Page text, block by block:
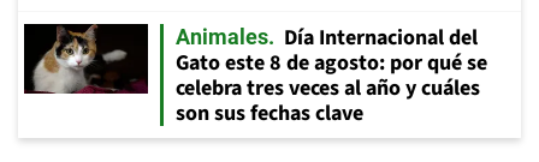
Animales
Día Internacional del
Gato este 8 de agosto: por qué se
celebra tres veces al año y cuáles
son sus fechas clave